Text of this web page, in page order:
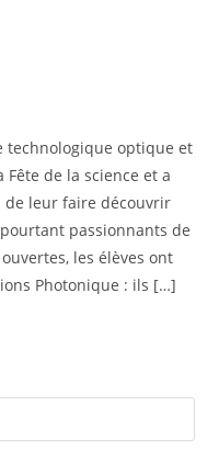
technologique optique et
Fête de la science et a
de leur faire découvrir
passionnants de
les élèves ont
Photonique : ils […]